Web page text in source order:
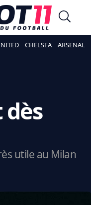
CHELSEA ARSENAL
utile au Milan